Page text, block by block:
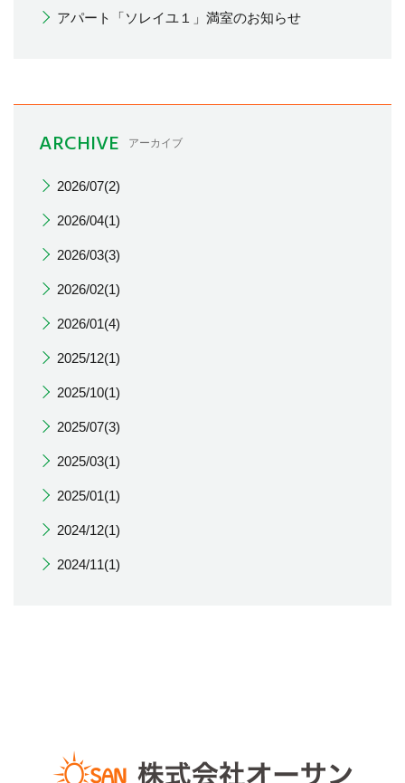
アパート「ソレイユ１」満室のお知らせ
ARCHIVE アーカイブ
2026/07(2)
2026/04(1)
2026/03(3)
2026/02(1)
2026/01(4)
2025/12(1)
2025/10(1)
2025/07(3)
2025/03(1)
2025/01(1)
2024/12(1)
2024/11(1)